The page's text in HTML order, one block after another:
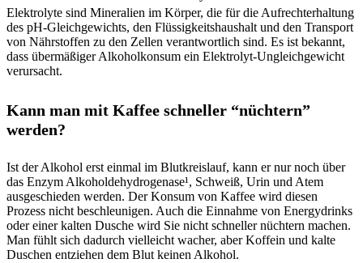
Elektrolyte sind Mineralien im Körper, die für die Aufrechterhaltung
des pH-Gleichgewichts, den Flüssigkeitshaushalt und den Transport
von Nährstoffen zu den Zellen verantwortlich sind. Es ist bekannt,
dass übermäßiger Alkoholkonsum ein Elektrolyt-Ungleichgewicht
verursacht.
Kann man mit Kaffee schneller “nüchtern”
werden?
Ist der Alkohol erst einmal im Blutkreislauf, kann er nur noch über
das Enzym Alkoholdehydrogenase¹, Schweiß, Urin und Atem
ausgeschieden werden. Der Konsum von Kaffee wird diesen
Prozess nicht beschleunigen. Auch die Einnahme von Energydrinks
oder einer kalten Dusche wird Sie nicht schneller nüchtern machen.
Man fühlt sich dadurch vielleicht wacher, aber Koffein und kalte
Duschen entziehen dem Blut keinen Alkohol.